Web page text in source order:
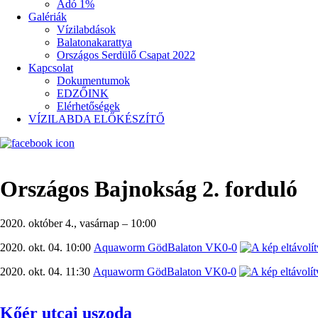
Adó 1%
Galériák
Vízilabdások
Balatonakarattya
Országos Serdülő Csapat 2022
Kapcsolat
Dokumentumok
EDZŐINK
Elérhetőségek
VÍZILABDA ELŐKÉSZÍTŐ
Országos Bajnokság 2. forduló
2020. október 4., vasárnap – 10:00
2020. okt. 04. 10:00 Aquaworm GödBalaton VK0-0
2020. okt. 04. 11:30 Aquaworm GödBalaton VK0-0
Kőér utcai uszoda